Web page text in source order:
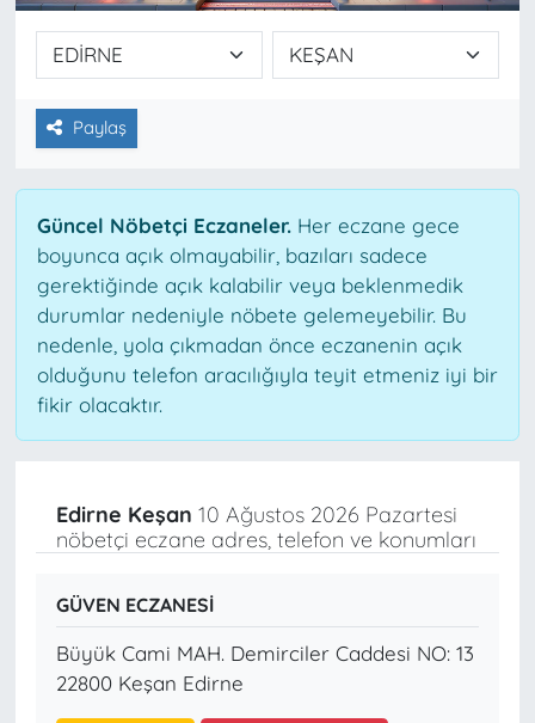
Paylaş
Güncel Nöbetçi Eczaneler.Her eczane gece
boyunca açık olmayabilir, bazıları sadece
gerektiğinde açık kalabilir veya beklenmedik
durumlar nedeniyle nöbete gelemeyebilir. Bu
nedenle, yola çıkmadan önce eczanenin açık
olduğunu telefon aracılığıyla teyit etmeniz iyi bir
fikir olacaktır.
Edirne Keşan 10 Ağustos 2026 Pazartesi
nöbetçi eczane adres, telefon ve konumları
GÜVEN ECZANESİ
Büyük Cami MAH. Demirciler Caddesi NO: 13
22800 Keşan Edirne